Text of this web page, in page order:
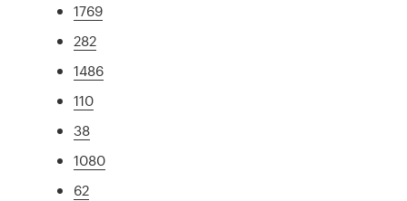
1769
282
1486
110
38
1080
62